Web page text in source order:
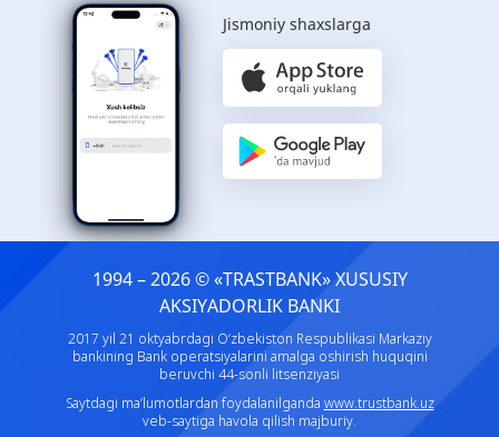
Jismoniy shaxslarga
1994 – 2026 © «TRASTBANK» ХUSUSIY
AKSIYADORLIK BANKI
2017 yil 21 oktyabrdagi O‘zbekiston Respublikasi Markaziy
bankining Bank operatsiyalarini amalga oshirish huquqini
beruvchi 44-sonli litsenziyasi
Saytdagi ma’lumotlardan foydalanilganda www.trustbank.uz
veb-saytiga havola qilish majburiy.